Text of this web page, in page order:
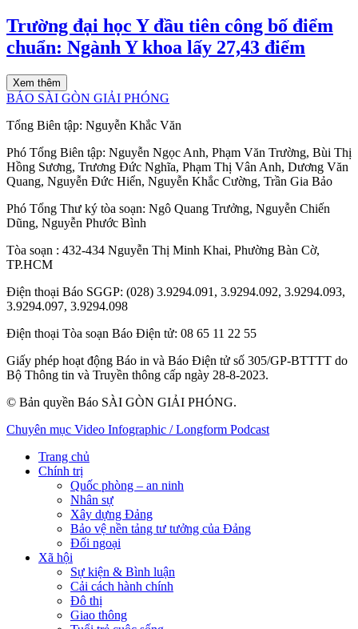
Trường đại học Y đầu tiên công bố điểm
chuẩn: Ngành Y khoa lấy 27,43 điểm
Xem thêm
BÁO SÀI GÒN GIẢI PHÓNG
Tổng Biên tập: Nguyễn Khắc Văn
Phó Tổng Biên tập: Nguyễn Ngọc Anh, Phạm Văn Trường, Bùi Thị
Hồng Sương, Trương Đức Nghĩa, Phạm Thị Vân Anh, Dương Văn
Quang, Nguyễn Đức Hiển, Nguyễn Khắc Cường, Trần Gia Bảo
Phó Tổng Thư ký tòa soạn: Ngô Quang Trưởng, Nguyễn Chiến
Dũng, Nguyễn Phước Bình
Tòa soạn : 432-434 Nguyễn Thị Minh Khai, Phường Bàn Cờ,
TP.HCM
Điện thoại Báo SGGP: (028) 3.9294.091, 3.9294.092, 3.9294.093,
3.9294.097, 3.9294.098
Điện thoại Tòa soạn Báo Điện tử: 08 65 11 22 55
Giấy phép hoạt động Báo in và Báo Điện tử số 305/GP-BTTTT do
Bộ Thông tin và Truyền thông cấp ngày 28-8-2023.
© Bản quyền Báo SÀI GÒN GIẢI PHÓNG.
Chuyên mục Video Infographic / Longform Podcast
Trang chủ
Chính trị
Quốc phòng – an ninh
Nhân sự
Xây dựng Đảng
Bảo vệ nền tảng tư tưởng của Đảng
Đối ngoại
Xã hội
Sự kiện & Bình luận
Cải cách hành chính
Đô thị
Giao thông